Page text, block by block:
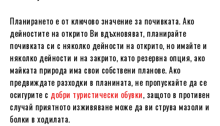
Планирането е от ключово значение за почивката. Ако
дейностите на открито Ви вдъхновяват, планирайте
почивката си с няколко дейности на открито, но имайте и
няколко дейности и на закрито, като резервна опция, ако
майката природа има свои собствени планове. Ако
предвиждате разходки в планината, не пропускайте да се
осигурите с добри туристически обувки, защото в противен
случай приятното изживяване може да ви струва мазоли и
болки в ходилата.